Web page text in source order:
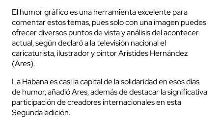
El humor gráfico es una herramienta excelente para
comentar estos temas, pues solo con una imagen puedes
ofrecer diversos puntos de vista y análisis del acontecer
actual, según declaró a la televisión nacional el
caricaturista, ilustrador y pintor Arístides Hernández
(Ares).
La Habana es casi la capital de la solidaridad en esos días
de humor, añadió Ares, además de destacar la significativa
participación de creadores internacionales en esta
Segunda edición.